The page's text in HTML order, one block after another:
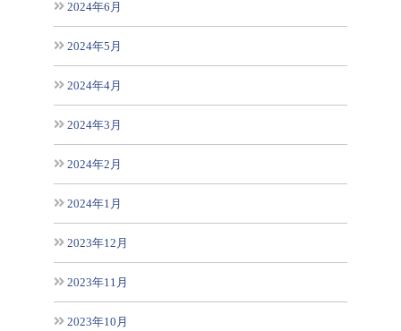
2024年6月
2024年5月
2024年4月
2024年3月
2024年2月
2024年1月
2023年12月
2023年11月
2023年10月